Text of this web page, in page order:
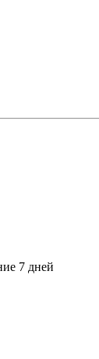
7 дней